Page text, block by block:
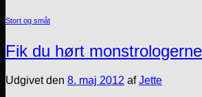
Stort og småt
Fik du hørt
Udgivet den 8. maj 2012 afJette